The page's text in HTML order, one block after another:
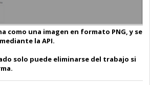
como una imagen en formato PNG, y se
la API.
solo puede eliminarse del trabajo si